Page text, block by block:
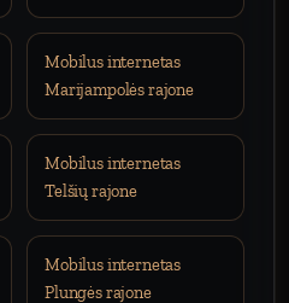
Mobilus internetas
Marijampolės rajone
Mobilus internetas
Telšių rajone
Mobilus internetas
Plungės rajone